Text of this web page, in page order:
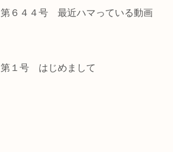
第６４４号 最近ハマっている動画
第１号 はじめまして